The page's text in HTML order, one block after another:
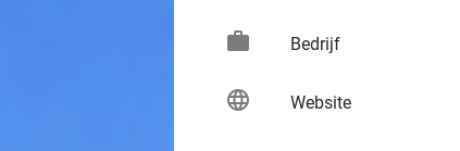
work Bedrijf
language Website